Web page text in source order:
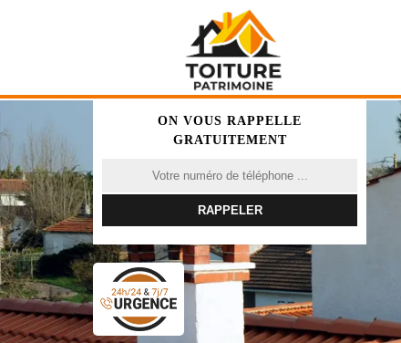
ON VOUS RAPPELLE
GRATUITEMENT